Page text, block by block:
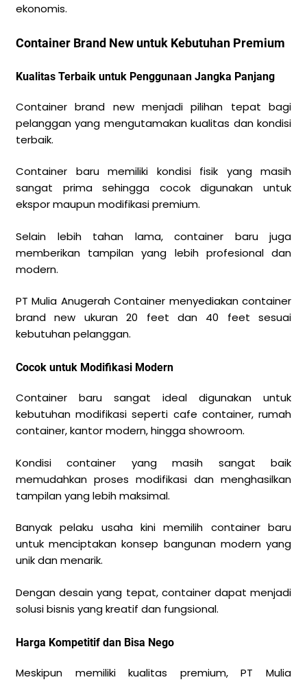
ekonomis.
Container Brand New untuk Kebutuhan Premium
Kualitas Terbaik untuk Penggunaan Jangka Panjang
Container brand new menjadi pilihan tepat bagi
pelanggan yang mengutamakan kualitas dan kondisi
terbaik.
Container baru memiliki kondisi fisik yang masih
sangat prima sehingga cocok digunakan untuk
ekspor maupun modifikasi premium.
Selain lebih tahan lama, container baru juga
memberikan tampilan yang lebih profesional dan
modern.
PT Mulia Anugerah Container menyediakan container
brand new ukuran 20 feet dan 40 feet sesuai
kebutuhan pelanggan.
Cocok untuk Modifikasi Modern
Container baru sangat ideal digunakan untuk
kebutuhan modifikasi seperti cafe container, rumah
container, kantor modern, hingga showroom.
Kondisi container yang masih sangat baik
memudahkan proses modifikasi dan menghasilkan
tampilan yang lebih maksimal.
Banyak pelaku usaha kini memilih container baru
untuk menciptakan konsep bangunan modern yang
unik dan menarik.
Dengan desain yang tepat, container dapat menjadi
solusi bisnis yang kreatif dan fungsional.
Harga Kompetitif dan Bisa Nego
Meskipun memiliki kualitas premium, PT Mulia